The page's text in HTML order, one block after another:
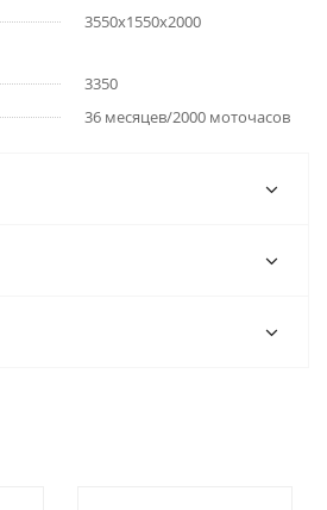
3550х1550х2000
3350
36 месяцев/2000 моточасов